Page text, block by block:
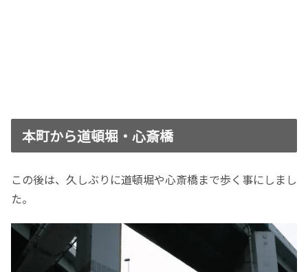
本町から道頓堀・心斎橋
この後は、久しぶりに道頓堀や心斎橋まで歩く事にしまし
た。